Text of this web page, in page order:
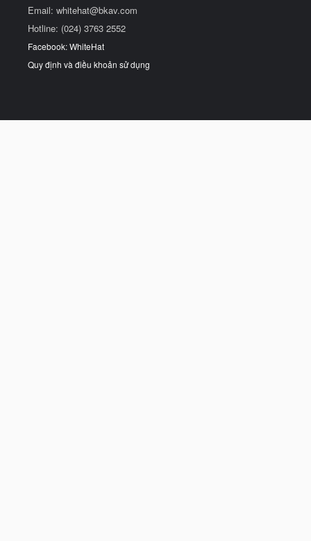
Email: whitehat@bkav.com
Hotline: (024) 3763 2552
Facebook: WhiteHat
Quy định và điều khoản sử dụng